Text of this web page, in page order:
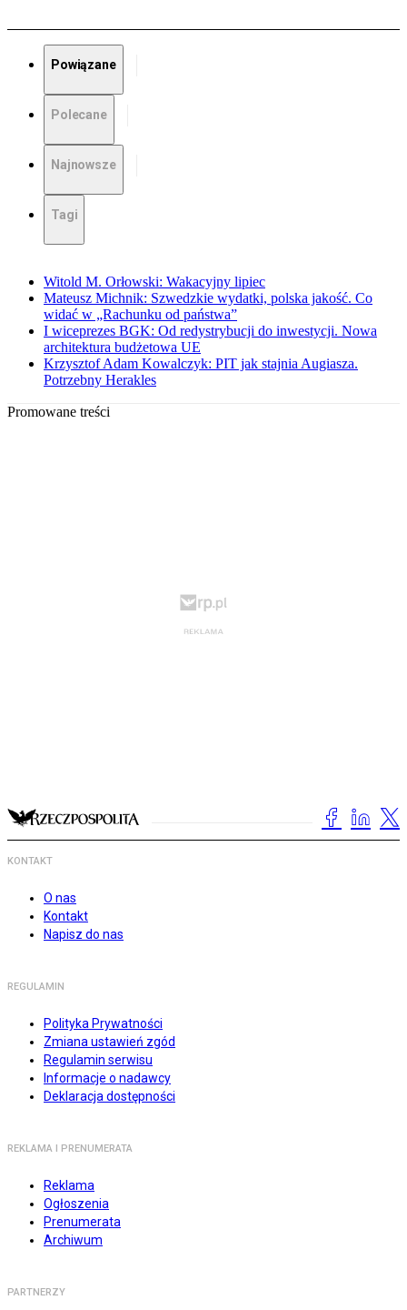
Powiązane
Polecane
Najnowsze
Tagi
Witold M. Orłowski: Wakacyjny lipiec
Mateusz Michnik: Szwedzkie wydatki, polska jakość. Co
widać w „Rachunku od państwa”
I wiceprezes BGK: Od redystrybucji do inwestycji. Nowa
architektura budżetowa UE
Krzysztof Adam Kowalczyk: PIT jak stajnia Augiasza.
Potrzebny Herakles
Promowane treści
KONTAKT
O nas
Kontakt
Napisz do nas
REGULAMIN
Polityka Prywatności
Zmiana ustawień zgód
Regulamin serwisu
Informacje o nadawcy
Deklaracja dostępności
REKLAMA I PRENUMERATA
Reklama
Ogłoszenia
Prenumerata
Archiwum
PARTNERZY